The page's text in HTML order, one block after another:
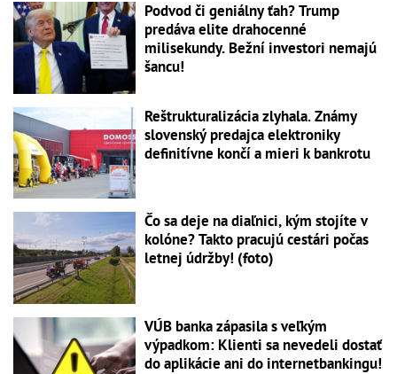
Podvod či geniálny ťah? Trump
predáva elite drahocenné
milisekundy. Bežní investori nemajú
šancu!
Reštrukturalizácia zlyhala. Známy
slovenský predajca elektroniky
definitívne končí a mieri k bankrotu
Čo sa deje na diaľnici, kým stojíte v
kolóne? Takto pracujú cestári počas
letnej údržby! (foto)
VÚB banka zápasila s veľkým
výpadkom: Klienti sa nevedeli dostať
do aplikácie ani do internetbankingu!